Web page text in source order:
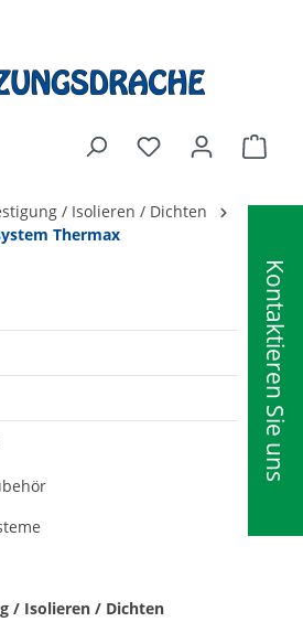
Kontaktieren Sie uns
/ Isolieren / Dichten
Thermax
/ Isolieren / Dichten